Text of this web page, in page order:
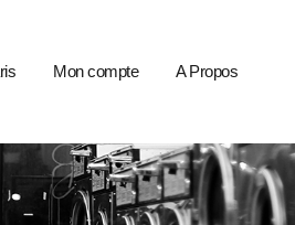
Mon compte A Propos